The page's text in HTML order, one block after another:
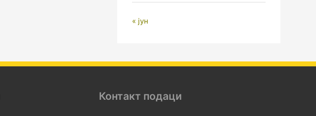
« јун
Контакт подаци